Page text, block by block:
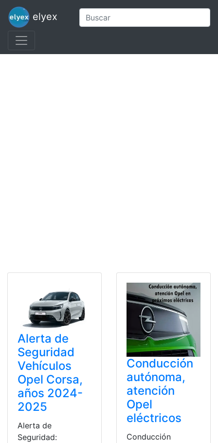
elyex
Alerta de
Seguridad
Vehículos
Opel Corsa,
años 2024-
2025
Alerta de
Seguridad:
Conducción
autónoma,
atención
Opel
eléctricos
Conducción